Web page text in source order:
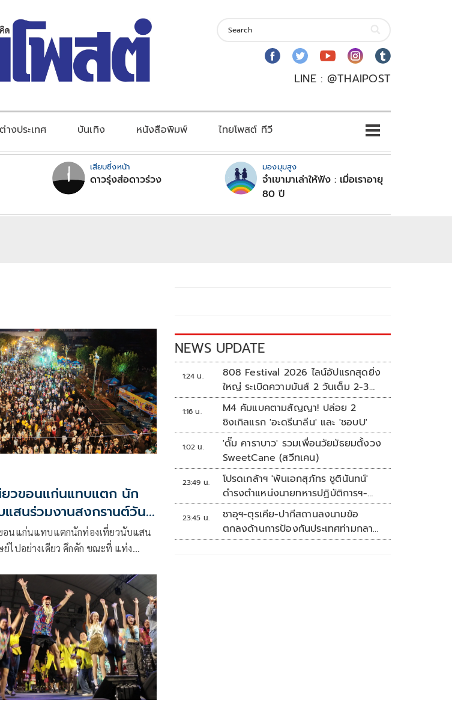
LINE : @THAIPOST
ต่างประเทศ บันเทิง หนังสือพิมพ์ ไทยโพสต์ ทีวี
เสียบซึ่งหน้า
ดาวรุ่งส่อดาวร่วง
มองมุมสูง
จำเขามาเล่าให้ฟัง : เมื่อเราอายุ
80 ปี
ยวขอนแก่นแทบแตก นัก
แสนร่วมงานสงกรานต์วัน
อนแก่นแทบแตกนักท่องเที่ยวนับแสน
ไปอย่างเดียว คึกคัก ขณะที่ แท่ง
และมีความสุขสุดๆ
NEWS UPDATE
1:24 น.
808 Festival 2026 ไลน์อัปแรกสุดยิ่ง
ใหญ่ ระเบิดความมันส์ 2 วันเต็ม 2-3
ต.ค.นี้
1:16 น.
M4 คัมแบคตามสัญญา! ปล่อย 2
ซิงเกิลแรก 'อะดรีนาลีน' และ 'ชอบU'
1:02 น.
'ดั๊ม คาราบาว' รวมเพื่อนวัยมัธยมตั้งวง
SweetCane (สวีทเคน)
23:49 น.
โปรดเกล้าฯ 'พันเอกสุภัทร ชูตินันทน์'
ดำรงตำแหน่งนายทหารปฏิบัติการฯ-
พระราชทานยศ 'พลตรี'
23:45 น.
ซาอุฯ-ตุรเคีย-ปากีสถานลงนามข้อ
ตกลงด้านการป้องกันประเทศท่ามกลาง
สงครามในภูมิภาค